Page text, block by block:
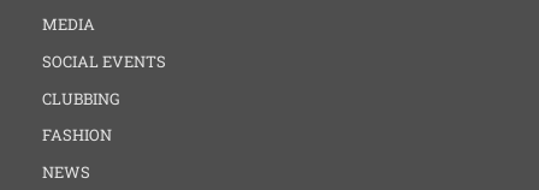
MEDIA
SOCIAL EVENTS
CLUBBING
FASHION
NEWS